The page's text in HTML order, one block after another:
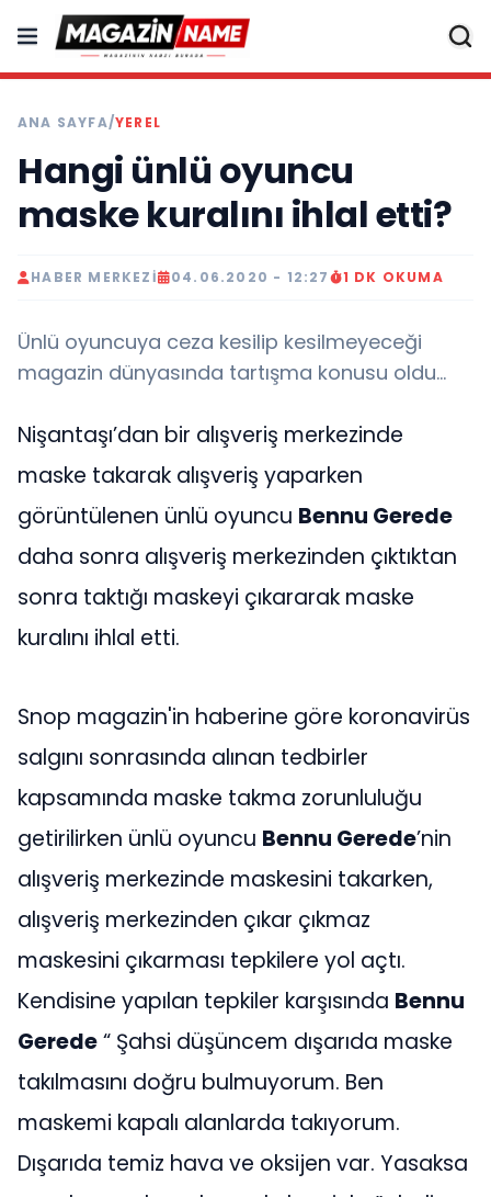
ANA SAYFA/YEREL
Hangi ünlü oyuncu
maske kuralını ihlal etti?
HABER MERKEZI 04.06.2020 - 12:27 1 DK OKUMA
Ünlü oyuncuya ceza kesilip kesilmeyeceği
magazin dünyasında tartışma konusu oldu...
Nişantaşı’dan bir alışveriş merkezinde
maske takarak alışveriş yaparken
görüntülenen ünlü oyuncu Bennu Gerede
daha sonra alışveriş merkezinden çıktıktan
sonra taktığı maskeyi çıkararak maske
kuralını ihlal etti.
Snop magazin'in haberine göre koronavirüs
salgını sonrasında alınan tedbirler
kapsamında maske takma zorunluluğu
getirilirken ünlü oyuncu Bennu Gerede’nin
alışveriş merkezinde maskesini takarken,
alışveriş merkezinden çıkar çıkmaz
maskesini çıkarması tepkilere yol açtı.
Kendisine yapılan tepkiler karşısında Bennu
Gerede“ Şahsi düşüncem dışarıda maske
takılmasını doğru bulmuyorum. Ben
maskemi kapalı alanlarda takıyorum.
Dışarıda temiz hava ve oksijen var. Yasaksa